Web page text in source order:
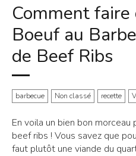
Comment faire
Boeuf au
de Beef Ribs
barbecue Non classé recette
En voila un bien bon
beef ribs ! Vous savez que
faut plutôt une viande du